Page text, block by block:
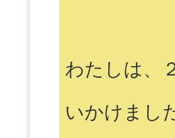
わたしは、
いかけまし